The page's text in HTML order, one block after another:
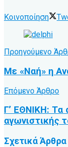
Κοινοποίηση
Προηγούμενο
Με «Ναή» η
Επόμενο Άρθρο
Γ’ ΕΘΝΙΚΗ:
αγωνιστικής
ΣχετικάΆρθρα